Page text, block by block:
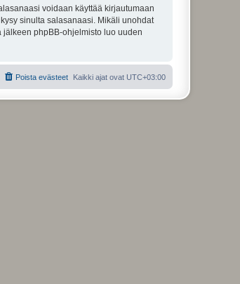
voidaan käyttää kirjautumaan
sinulta salasanaasi. Mikäli unohdat
phpBB-ohjelmisto luo uuden
Kaikki ajat ovat UTC+03:00
Poista evästeet